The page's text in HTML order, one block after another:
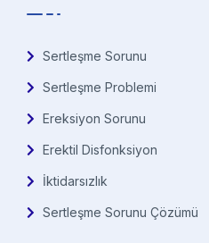
Sertleşme Sorunu
Sertleşme Problemi
Ereksiyon Sorunu
Erektil Disfonksiyon
İktidarsızlık
Sertleşme Sorunu Çözümü